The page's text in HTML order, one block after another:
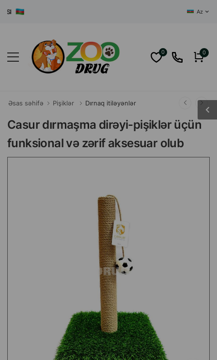
Az
0 0
Əsas səhifə Pişiklər Dırnaq itiləyənlər
Casur dırmaşma dirəyi-pişiklər üçün
funksional və zərif aksesuar olub